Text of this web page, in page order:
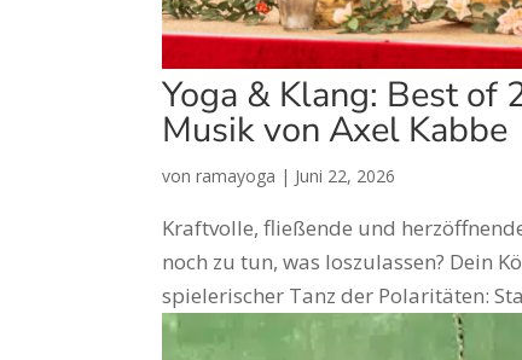
Yoga & Klang: Best of
Musik von Axel Kabbe
vonramayoga | Juni 22, 2026
Kraftvolle, fließende und
noch zu tun, was loszulassen? Dein
spielerischer Tanz der Polaritäten: